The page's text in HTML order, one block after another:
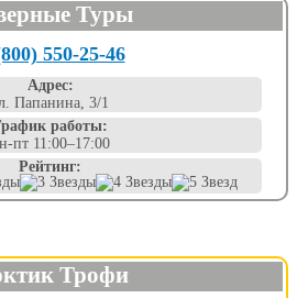
Туры
550-25-46
Адрес:
Папанина, 3/1
работы:
пт 11:00–17:00
Рейтинг:
Трофи